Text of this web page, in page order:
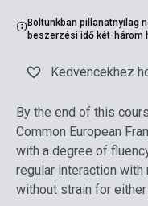
Boltunkban pillanatnyilag
beszerzési idő két-három
Kedvencekhez
By the end of this
Common European
with a degree of
regular interaction
without strain for either